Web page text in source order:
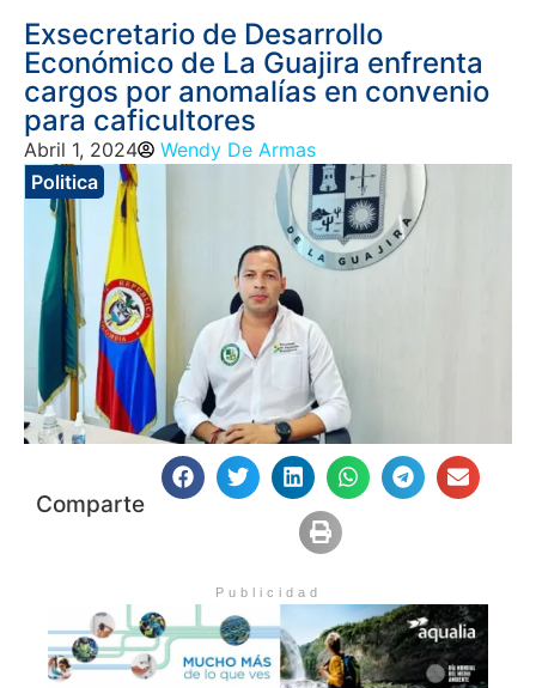
Exsecretario de Desarrollo
Económico de La Guajira enfrenta
cargos por anomalías en convenio
para caficultores
Abril 1, 2024
Wendy De Armas
Politica
Comparte
Publicidad